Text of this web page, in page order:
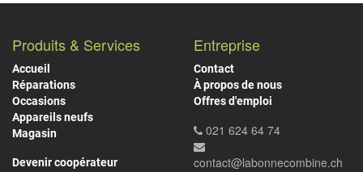
Produits & Services
Accueil
Réparations
Occasions
Appareils neufs
Magasin
Devenir coopérateur
Entreprise
Contact
À propos de nous
Offres d'emploi
021 624 64 74
contact@labonnecombine.ch